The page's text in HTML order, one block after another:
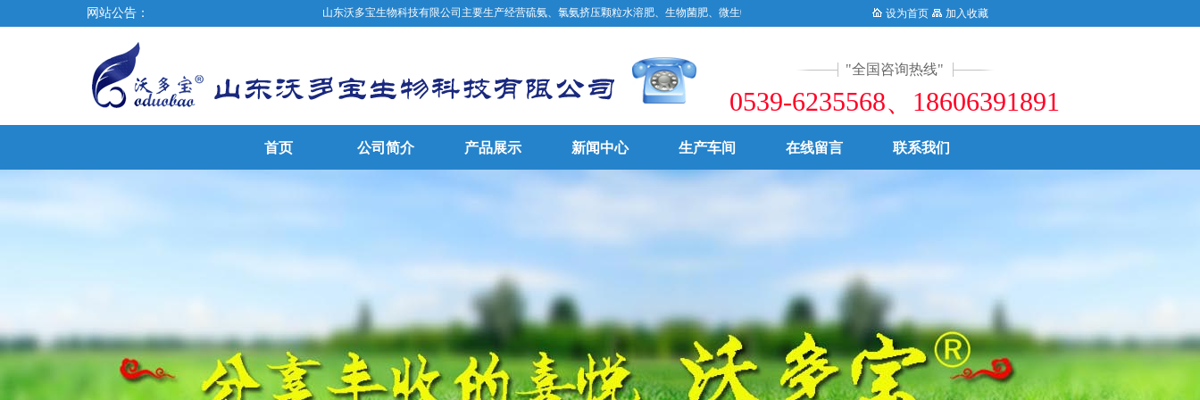
网站公告： 山东沃多宝生物科技有限公司主要生产经营硫氨、氯氨挤压颗粒水溶肥、生物菌肥、微生物菌剂、中微量元素矿物肥等优产品。致力于中国生态农业发展，造福亿万农民朋友。0539-6235568
设为首页 加入收藏
全国咨询热线
0539-6235568、18606391891
首页 公司简介 产品展示 新闻中心 生产车间 在线留言 联系我们